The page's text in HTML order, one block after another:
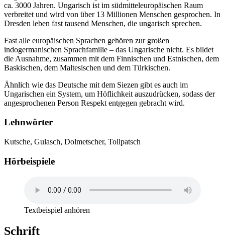
ca. 3000 Jahren. Ungarisch ist im südmitteleuropäischen Raum
verbreitet und wird von über 13 Millionen Menschen gesprochen. In
Dresden leben fast tausend Menschen, die ungarisch sprechen.
Fast alle europäischen Sprachen gehören zur großen
indogermanischen Sprachfamilie – das Ungarische nicht. Es bildet
die Ausnahme, zusammen mit dem Finnischen und Estnischen, dem
Baskischen, dem Maltesischen und dem Türkischen.
Ähnlich wie das Deutsche mit dem Siezen gibt es auch im
Ungarischen ein System, um Höflichkeit auszudrücken, sodass der
angesprochenen Person Respekt entgegen gebracht wird.
Lehnwörter
Kutsche, Gulasch, Dolmetscher, Tollpatsch
Hörbeispiele
Textbeispiel anhören
Schrift